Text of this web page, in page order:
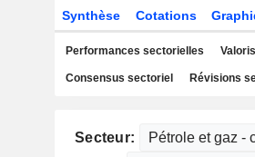
Synthèse Cotations
Performances sectorielles
Consensus sectoriel Révisions
Secteur: